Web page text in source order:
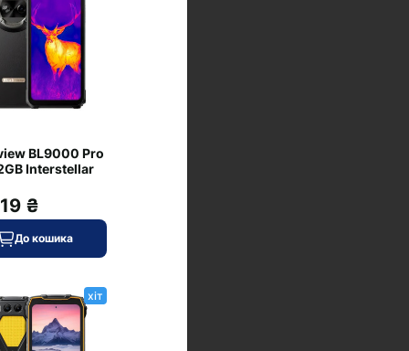
BL9000 Pro
Interstellar
₴
До кошика
хіт